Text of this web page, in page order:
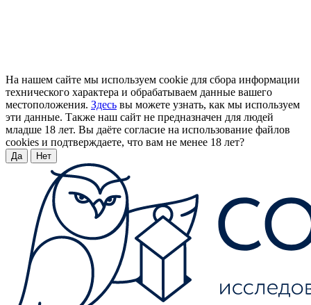
На нашем сайте мы используем cookie для сбора информации
технического характера и обрабатываем данные вашего
местоположения. Здесь вы можете узнать, как мы используем
эти данные. Также наш сайт не предназначен для людей
младше 18 лет. Вы даёте согласие на использование файлов
cookies и подтверждаете, что вам не менее 18 лет?
Да Нет